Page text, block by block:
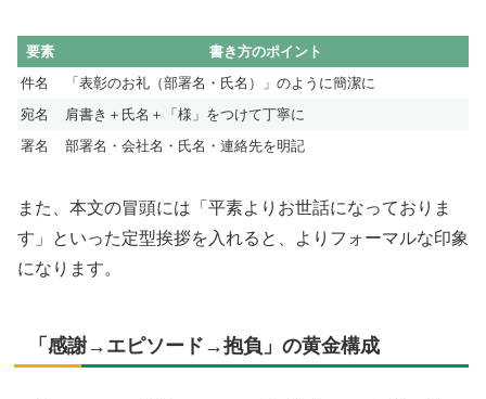
要素
書き方のポイント
件名
「表彰のお礼（部署名・氏名）」のように簡潔に
宛名
肩書き＋氏名＋「様」をつけて丁寧に
署名
部署名・会社名・氏名・連絡先を明記
また、本文の冒頭には「平素よりお世話になっておりま
す」といった定型挨拶を入れると、よりフォーマルな印象
になります。
「感謝→エピソード→抱負」の黄金構成